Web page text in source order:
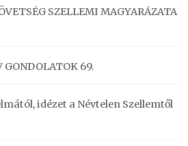
SZELLEMI MAGYARÁZATA
GONDOLATOK 69.
idézet a Névtelen Szellemtől